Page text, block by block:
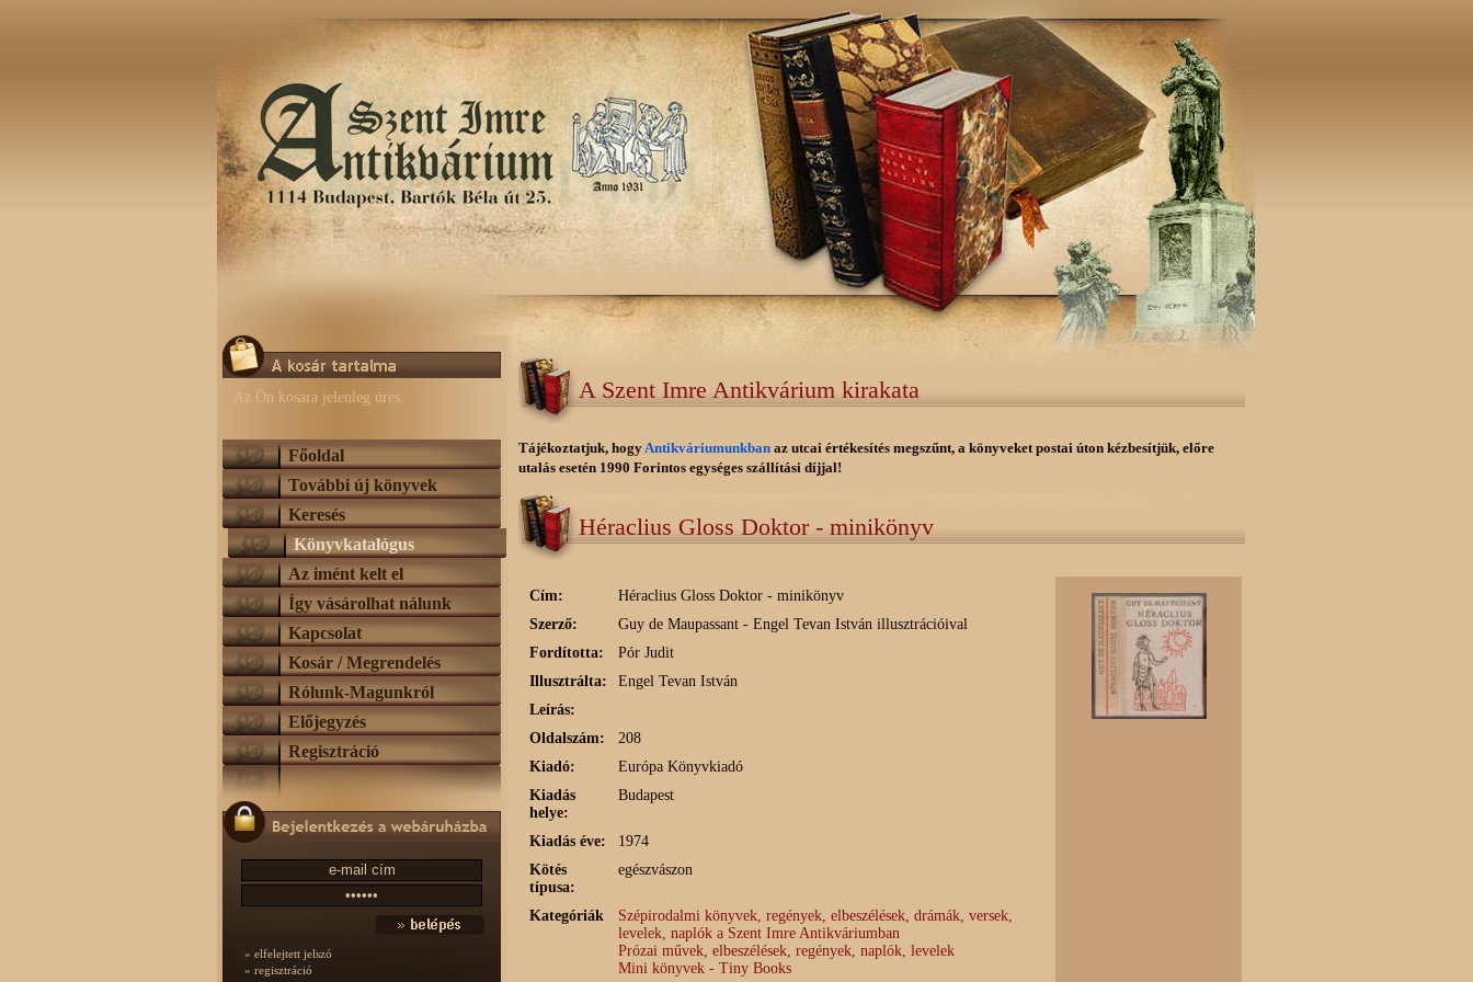
Az Ön kosara jelenleg üres.
Főoldal
További új könyvek
Keresés
Könyvkatalógus
Az imént kelt el
Így vásárolhat nálunk
Kapcsolat
Kosár / Megrendelés
Rólunk-Magunkról
Előjegyzés
Regisztráció
» elfelejtett jelszó
» regisztráció
A Szent Imre Antikvárium kirakata
Tájékoztatjuk, hogyAntikváriumunkban az utcai értékesítés megszűnt, a könyveket postai úton kézbesítjük, előre
utalás esetén 1990 Forintos egységes szállítási díjjal!
Héraclius Gloss Doktor - minikönyv
Cím:
Héraclius Gloss Doktor - minikönyv
Szerző:
Guy de Maupassant - Engel Tevan István illusztrációival
Fordította:
Pór Judit
Illusztrálta:
Engel Tevan István
Leírás:
Oldalszám:
208
Kiadó:
Európa Könyvkiadó
Kiadás
helye:
Budapest
Kiadás éve:
1974
Kötés
típusa:
egészvászon
Kategóriák
Szépirodalmi könyvek, regények, elbeszélések, drámák, versek,
levelek, naplók a Szent Imre Antikváriumban
Prózai művek, elbeszélések, regények, naplók, levelek
Mini könyvek - Tiny Books